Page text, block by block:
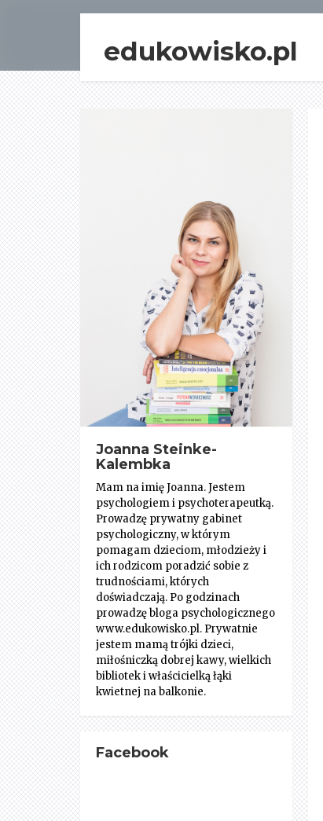
edukowisko.pl
Joanna Steinke-
Kalembka
Mam na imię Joanna. Jestem
psychologiem i psychoterapeutką.
Prowadzę prywatny gabinet
psychologiczny, w którym
pomagam dzieciom, młodzieży i
ich rodzicom poradzić sobie z
trudnościami, których
doświadczają. Po godzinach
prowadzę bloga psychologicznego
www.edukowisko.pl. Prywatnie
jestem mamą trójki dzieci,
miłośniczką dobrej kawy, wielkich
bibliotek i właścicielką łąki
kwietnej na balkonie.
Facebook